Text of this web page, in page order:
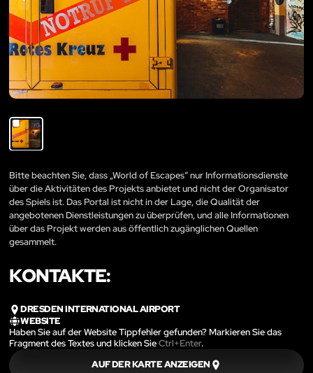
Bitte beachten Sie, dass „World of Escapes“ nur Informationsdienste
über die Aktivitäten des Projekts anbietet und nicht der Organisator
des Spiels ist. Das Portal ist nicht in der Lage, die Qualität der
angebotenen Dienstleistungen zu überprüfen, und alle Informationen
über das Projekt werden aus öffentlich zugänglichen Quellen
gesammelt.
KONTAKTE:
DRESDEN INTERNATIONAL AIRPORT
WEBSITE
Haben Sie auf der Website Tippfehler gefunden? Markieren Sie das
Fragment des Textes und klicken SieCtrl+Enter.
AUF DER KARTE ANZEIGEN